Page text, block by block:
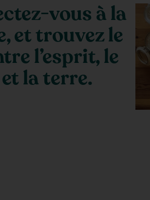
vous à la
et trouvez le
l’esprit, le
la terre.